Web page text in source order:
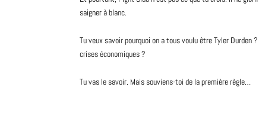
saigner à blanc.
Tu veux savoir pourquoi on a tous voulu être Tyler
crises économiques ?
Tu vas le savoir. Mais souviens-toi de la première règle…